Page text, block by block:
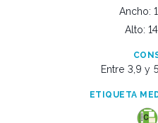
Ancho:
Alto:
Entre 3,9 y
ETIQUETA